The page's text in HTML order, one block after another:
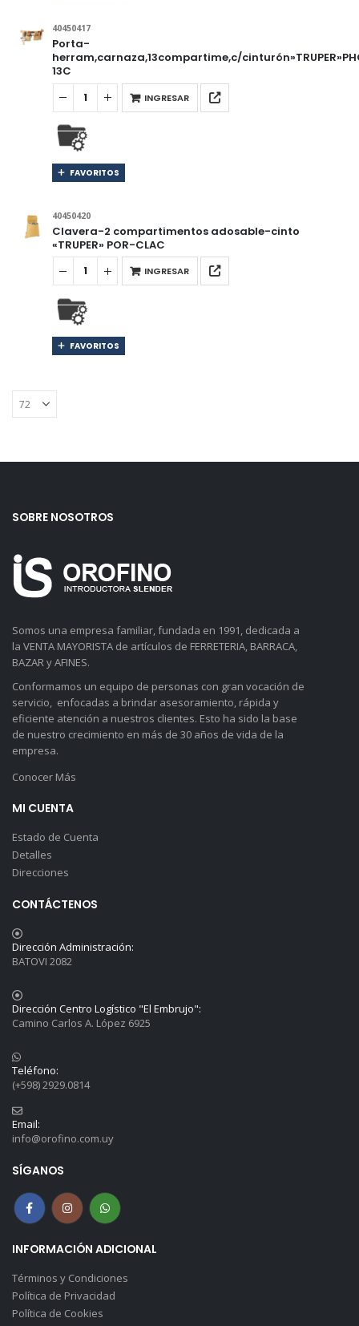
40450417
Porta-
herram,carnaza,13compartime,c/
13C
INGRESAR
FAVORITOS
40450420
Clavera-2 compartimentos adosable-cinto
«TRUPER» POR-CLAC
INGRESAR
FAVORITOS
SOBRE NOSOTROS
Somos una empresa familiar, fundada en 1991, dedicada a
la VENTA MAYORISTA de artículos de FERRETERIA, BARRACA,
BAZAR y AFINES.
Conformamos un equipo de personas con gran vocación de
servicio, enfocadas a brindar asesoramiento, rápida y
eficiente atención a nuestros clientes. Esto ha sido la base
de nuestro crecimiento en más de 30 años de vida de la
empresa.
Conocer Más
MI CUENTA
Estado de Cuenta
Detalles
Direcciones
CONTÁCTENOS
Dirección Administración:
BATOVI 2082
Dirección Centro Logístico "El Embrujo":
Camino Carlos A. López 6925
Teléfono:
(+598) 2929.0814
Email:
info@orofino.com.uy
SÍGANOS
INFORMACIÓN ADICIONAL
Términos y Condiciones
Política de Privacidad
Política de Cookies